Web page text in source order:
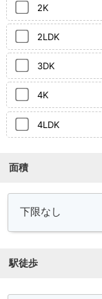
2K
2LDK
3DK
4K
4LDK
面積
駅徒歩